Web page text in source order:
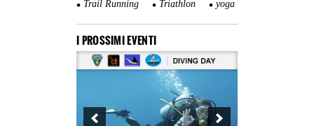
Trail Running
Triathlon yoga
I PROSSIMI EVENTI